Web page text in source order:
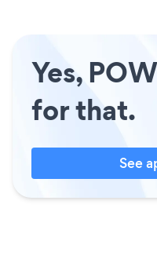
Yes,
for that.
See